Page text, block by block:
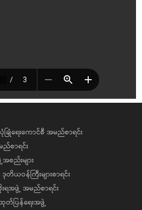
ြုံရေးကောင်စီ အမည်စာရင်း
စာရင်း
စည်းများ
တိယဝန်ကြီးများစာရင်း
ရအဖွဲ့ အမည်စာရင်း
တ်ပြန်ရေးအဖွဲ့